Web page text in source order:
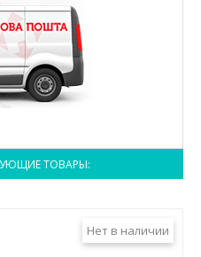
ТОВАРЫ:
Нет в наличии